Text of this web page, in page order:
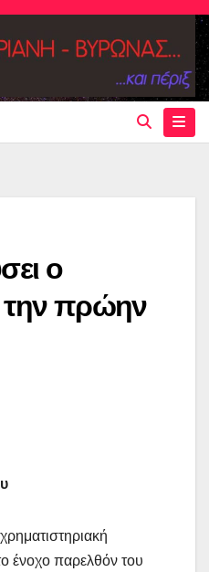
ο
την πρώην
ένοχο παρελθόν του